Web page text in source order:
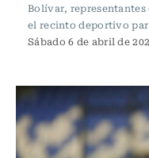
Bolívar,
el recinto deportivo
Sábado 6 de abril de